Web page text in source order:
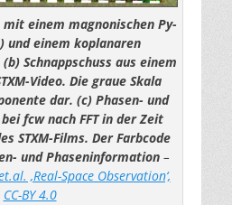
mit einem magnonischen Py-
und einem koplanaren
Schnappschuss aus einem
Video. Die graue Skala
dar. (c) Phasen- und
fcw nach FFT in der Zeit
STXM-Films. Der Farbcode
und Phaseninformation –
‚Real-Space Observation‘,
CC-BY 4.0